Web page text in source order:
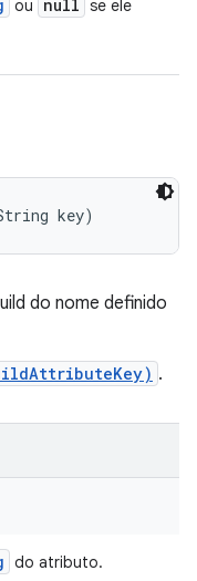
ou null se ele
key)
do nome definido
.
do atributo.